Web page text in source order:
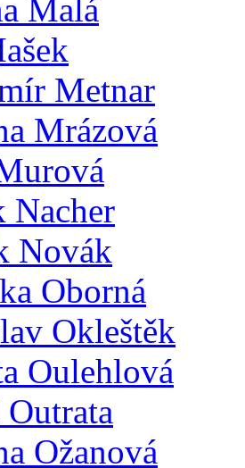
Malá
Metnar
Mrázová
Nacher
Novák
Oborná
Okleštěk
Oulehlová
Ožanová